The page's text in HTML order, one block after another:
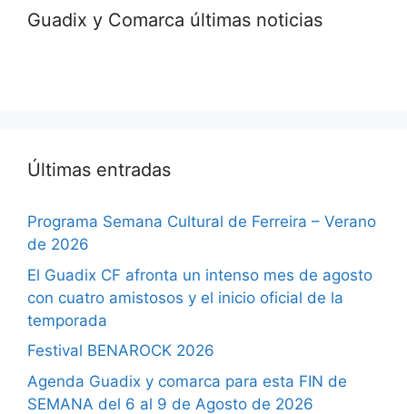
Guadix y Comarca últimas noticias
Últimas entradas
Programa Semana Cultural de Ferreira – Verano
de 2026
El Guadix CF afronta un intenso mes de agosto
con cuatro amistosos y el inicio oficial de la
temporada
Festival BENAROCK 2026
Agenda Guadix y comarca para esta FIN de
SEMANA del 6 al 9 de Agosto de 2026